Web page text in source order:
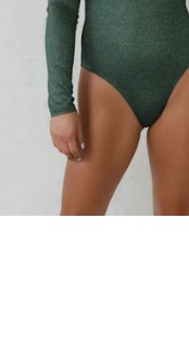
FAJAS
TRENDY PROMO
CONJUNTOS
FRESCA